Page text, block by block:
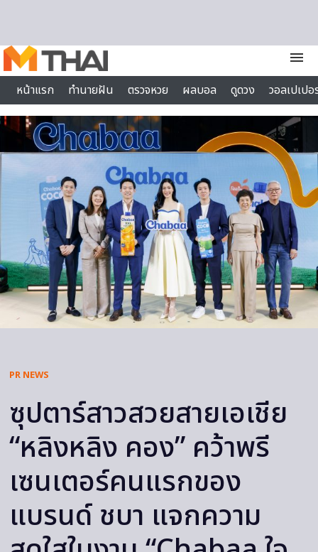
menu
หน้าแรก
ทำนายฝัน ตรวจหวย ผลบอล ดูดวง
วอลเปเป
ไลฟ์สไตล์
PR NEWS
ซุปตาร์สาวสวยสายเอเชีย
“หลิงหลิง คอง” คว้าพรี
เซนเตอร์คนแรกของ
แบรนด์ ชบา แจกความ